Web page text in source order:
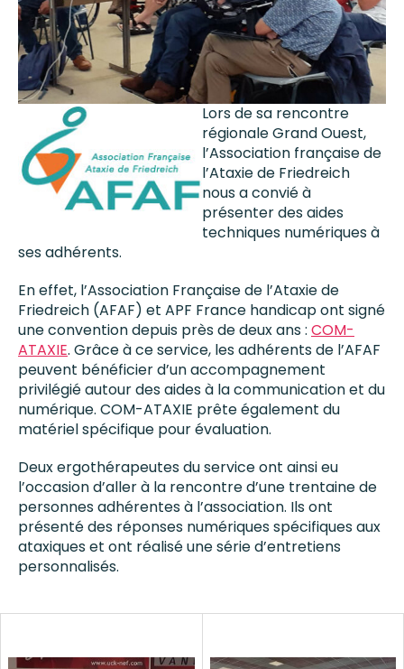
Lors de sa rencontre
régionale Grand Ouest,
l’Association française de
l’Ataxie de Friedreich
nous a convié à
présenter des aides
techniques numériques à
ses adhérents.
En effet, l’Association Française de l’Ataxie de
Friedreich (AFAF) et APF France handicap ont signé
une convention depuis près de deux ans : COM-
ATAXIE. Grâce à ce service, les adhérents de l’AFAF
peuvent bénéficier d’un accompagnement
privilégié autour des aides à la communication et du
numérique. COM-ATAXIE prête également du
matériel spécifique pour évaluation.
Deux ergothérapeutes du service ont ainsi eu
l’occasion d’aller à la rencontre d’une trentaine de
personnes adhérentes à l’association. Ils ont
présenté des réponses numériques spécifiques aux
ataxiques et ont réalisé une série d’entretiens
personnalisés.